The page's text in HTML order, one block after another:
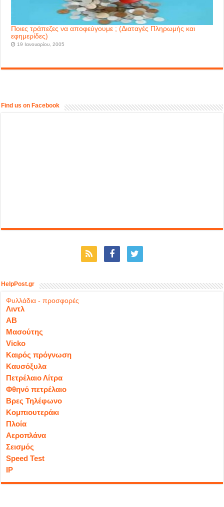
Ποιες τράπεζες να αποφεύγουμε ; (Διαταγές Πληρωμής και
εφημερίδες)
19 Ιανουαρίου, 2005
Find us on Facebook
HelpPost.gr
Φυλλάδια - προσφορές
Λιντλ
ΑΒ
Μασούτης
Vicko
Καιρός πρόγνωση
Καυσόξυλα
Πετρέλαιο Λίτρα
Φθηνό πετρέλαιο
Βρες Τηλέφωνο
Κομπιουτεράκι
Πλοία
Αεροπλάνα
Σεισμός
Speed Test
IP